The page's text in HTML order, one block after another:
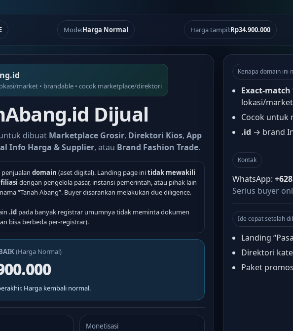
Mode:Harga Normal Harga tampil:Rp34.900.000
market • brandable • cocok marketplace/direktori
Dijual
dibuat Marketplace Grosir, Direktori Kios, App
Info Harga & Supplier, atau Brand Fashion Trade.
domain (aset digital). Landing page initidak mewakili
dengan pengelola pasar, instansi pemerintah, atau pihak lain
“Tanah Abang”. Buyer disarankan melakukan due diligence.
.id pada banyak registrar umumnya tidak meminta dokumen
bisa berbeda per-registrar).
(Harga Normal)
Harga kembali normal.
Monetisasi
Kenapa domain ini
Exact-match
lokasi/
Cocok untuk
.id → brand
Kontak
WhatsApp:
Serius buyer
Ide cepat setelah
Landing
Direktori
Paket